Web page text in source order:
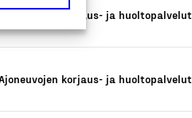
Ajoneuvojen korjaus- ja huoltopalvelut
korjaus- ja huoltopalvelut